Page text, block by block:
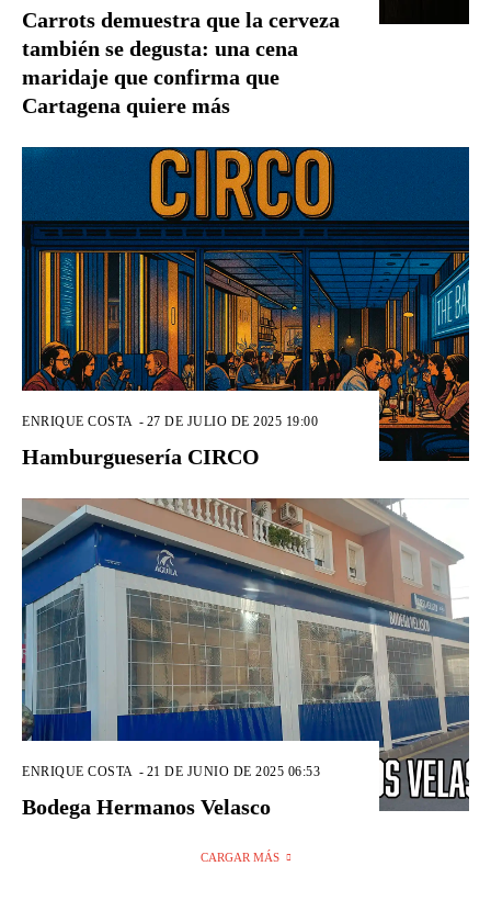
Carrots demuestra que la cerveza
también se degusta: una cena
maridaje que confirma que
Cartagena quiere más
ENRIQUE COSTA - 27 DE JULIO DE 2025 19:00
Hamburguesería CIRCO
ENRIQUE COSTA - 21 DE JUNIO DE 2025 06:53
Bodega Hermanos Velasco
CARGAR MÁS